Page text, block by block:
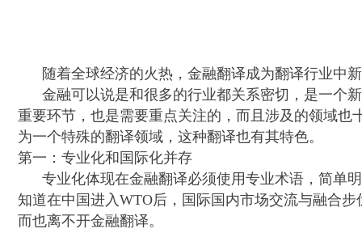
随着全球经济的火热，金融翻译成为翻译行业中
金融可以说是和很多的行业都关系密切，是一个
重要环节，也是需要重点关注的，而且涉及的领域
为一个特殊的翻译领域，这种翻译也有其特色。
第一：专业化和国际化并存
专业化体现在金融翻译必须使用专业术语，简单
知道在中国进入WTO后，国际国内市场交流与融合
而也离不开金融翻译。